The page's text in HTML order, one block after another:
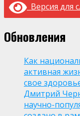
Версия для
Обновления
Как
активная
свое
Дмитрий
научно-